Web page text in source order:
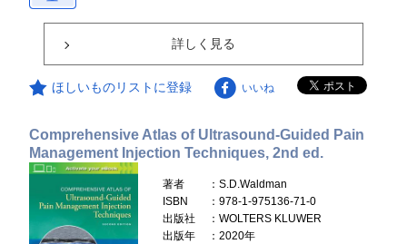
詳しく見る
ほしいものリストに登録 いいね
Comprehensive Atlas of Ultrasound-Guided Pain
Management Injection Techniques, 2nd ed.
著者
：S.D.Waldman
ISBN
：978-1-975136-71-0
出版社
：WOLTERS KLUWER
出版年
：2020年